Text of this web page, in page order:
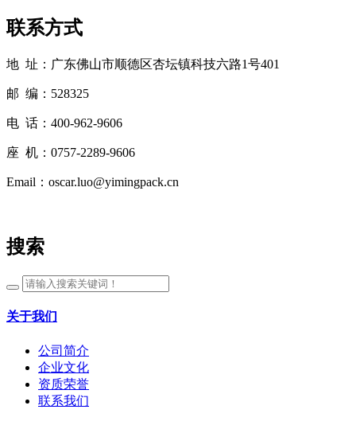
联系方式
地 址：广东佛山市顺德区杏坛镇科技六路1号401
邮 编：528325
电 话：400-962-9606
座 机：0757-2289-9606
Email：oscar.luo@yimingpack.cn
搜索
关于我们
公司简介
企业文化
资质荣誉
联系我们